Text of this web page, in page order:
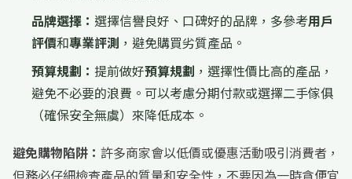
品牌選擇： 選擇信譽良好、口碑好的品牌，多參考用戶
評價和專業評測 ，避免購買劣質產品。
預算規劃： 提前做好預算規劃 ，選擇性價比高的產品，
避免不必要的浪費。可以考慮分期付款或選擇二手傢俱
（確保安全無虞）來降低成本。
避免購物陷阱： 許多商家會以低價或優惠活動吸引消費者，
但務必仔細檢查產品的質量和安全性，不要因為一時貪便宜